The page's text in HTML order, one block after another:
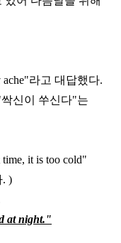
라고 대답했다.
신이 쑤신다"는
it is too cold"
. )
at night."